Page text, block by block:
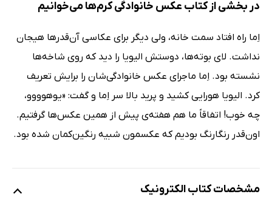
در بخشی از کتاب عکس خانوادگی کرم‌ها می‌خوانیم
اِما راه افتاد سمت خانه، ولی دیگر برای عکاسی آن‌قدرها هیجان
نداشت. لای بوته‌ها، دوستش الیویا را دید که روی شاخه‌ها
نشسته بود. اِما ماجرای عکس خانوادگی‌شان را برایش تعریف
کرد. الیویا هورایی کشید و پرید بالا سر اِما و گفت: «یوهوووو،
چه خوب! اتفاقاً ما هم هفته‌ی پیش از همین عکس‌ها گرفتیم.
اون‌قدر رنگارنگ بودیم که عکسمون شبیه رنگین‌کمان شده بود.
مشخصات کتاب الکترونیک